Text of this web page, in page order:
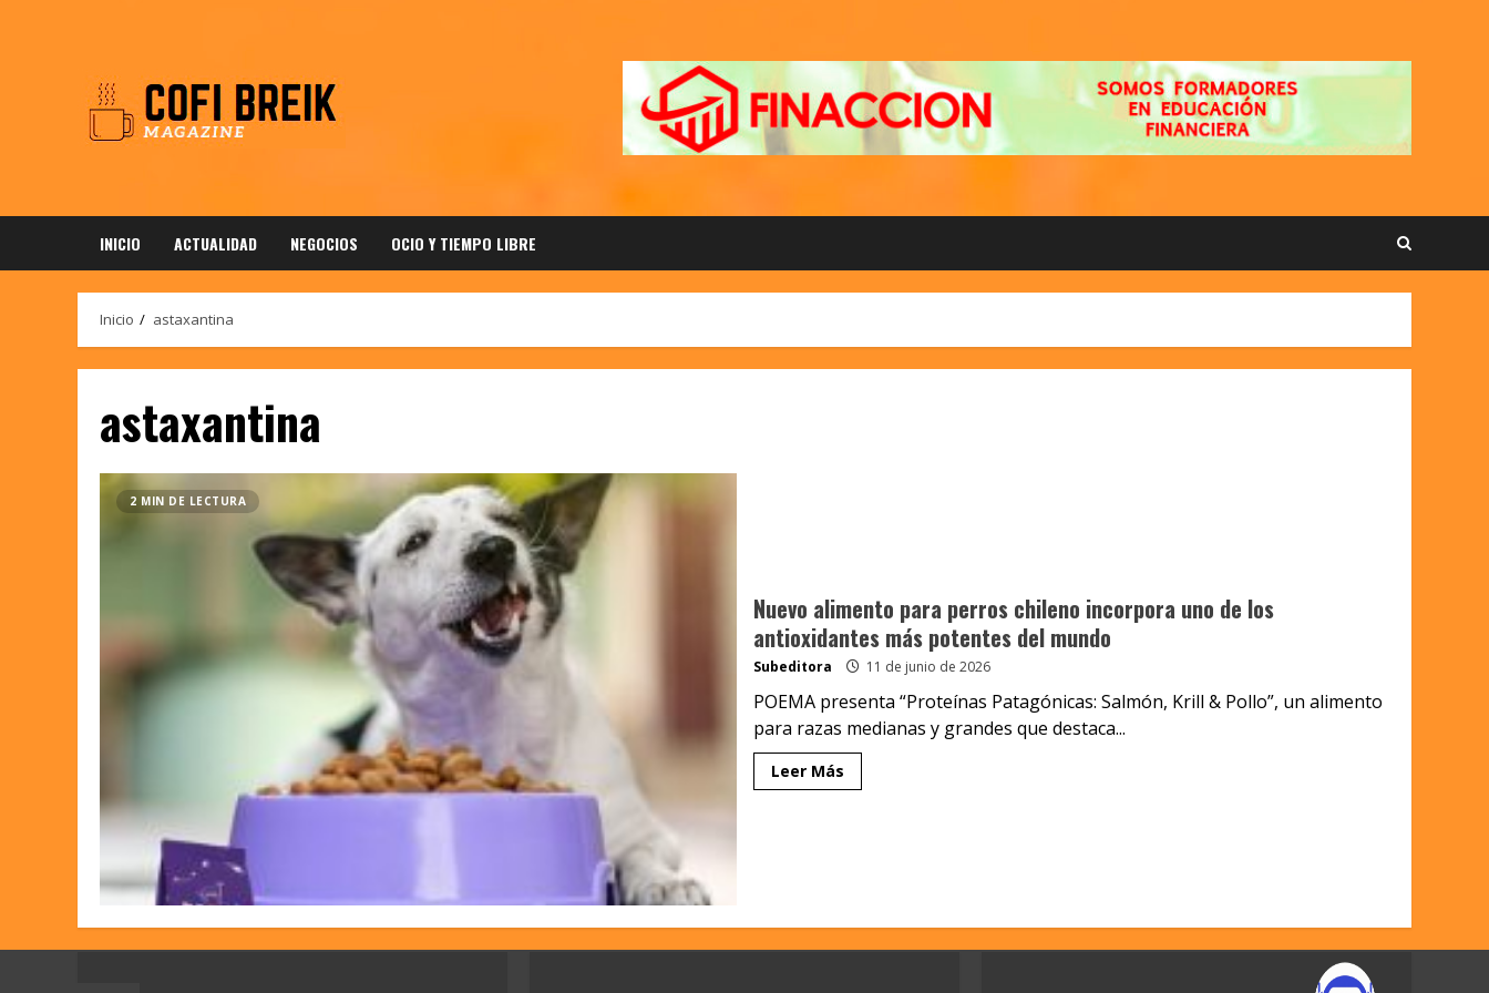
INICIO ACTUALIDAD NEGOCIOS OCIO Y TIEMPO LIBRE
Inicio astaxantina
astaxantina
2 MIN DE LECTURA
Nuevo alimento para perros chileno incorpora uno de los
antioxidantes más potentes del mundo
Subeditora 11 de junio de 2026
POEMA presenta “Proteínas Patagónicas: Salmón, Krill & Pollo”, un alimento
para razas medianas y grandes que destaca...
Leer Más